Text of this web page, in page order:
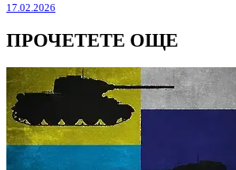
17.02.2026
ПРОЧЕТЕТЕ ОЩЕ